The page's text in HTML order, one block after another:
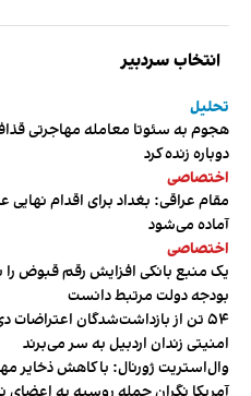
انتخاب سردبیر
تحلیل
هجوم به سئوتا معامله مهاجرتی قذافی
دوباره زنده کرد
اختصاصی
مقام عراقی: بغداد برای اقدام
آماده می‌شود
اختصاصی
یک منبع بانکی افزایش رقم قبوض
بودجه دولت مرتبط دانست
۵۴ تن از بازداشت‌شدگان اعتراضات
امنیتی زندان اردبیل به سر می‌برند
وال‌استریت ژورنال: با کاهش ذخایر